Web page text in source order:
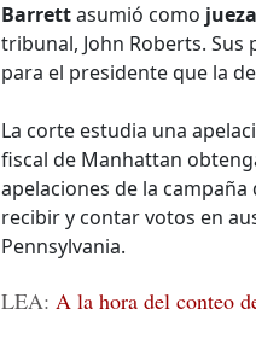
Barrettasumió como
tribunal, John Roberts.
para el presidente que la
La corte estudia una
fiscal de Manhattan
apelaciones de la
recibir y contar votos en
Pennsylvania.
LEA: A la hora del conteo